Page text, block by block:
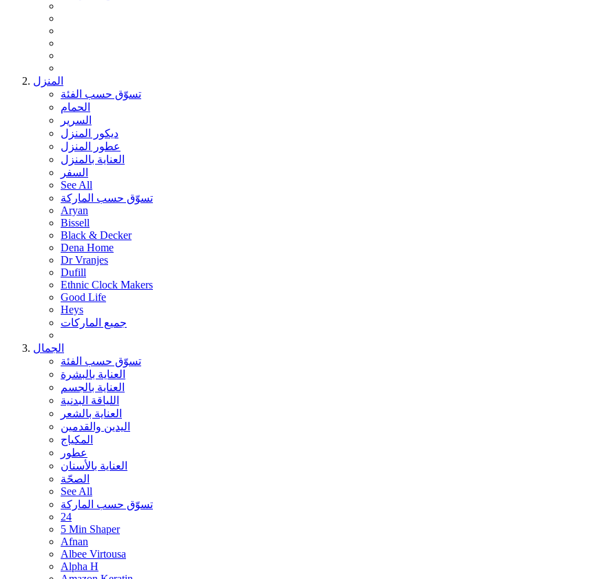
المنزل
تسوّق حسب الفئة
الحمام
السرير
ديكور المنزل
عطور المنزل
العناية بالمنزل
السفر
See All
تسوّق حسب الماركة
Aryan
Bissell
Black & Decker
Dena Home
Dr Vranjes
Dufill
Ethnic Clock Makers
Good Life
Heys
جميع الماركات
الجمال
تسوّق حسب الفئة
العناية بالبشرة
العناية بالجسم
اللياقة البدنية
العناية بالشعر
اليدين والقدمين
المكياج
عطور
العناية بالأسنان
الصحّة
See All
تسوّق حسب الماركة
24
5 Min Shaper
Afnan
Albee Virtousa
Alpha H